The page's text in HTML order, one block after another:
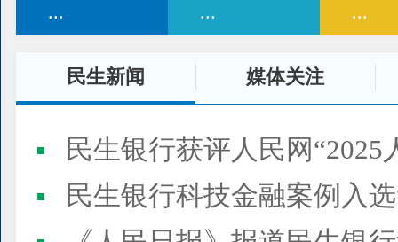
...
...
...
民生新闻 媒体关注
民生银行获评人民网“2025
民生银行科技金融案例入选“2025人民